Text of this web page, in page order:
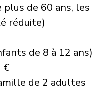
de 60 ans, les
réduite)
de 8 à 12 ans)
€
de 2 adultes